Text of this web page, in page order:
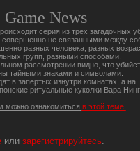
Game News
серия из трех загадочных
совершенно не связанными между
разных человека, разных
групп, разными способами.
рассмотрении видно, что
тайными знаками и символами.
в запертых изнутри комнатах, а на
ритуальные куколки Вара
можно ознакомиться в этой теме.
или зарегистрируйтесь.